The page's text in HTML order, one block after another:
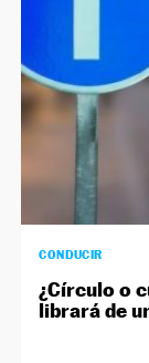
CONDUCIR
¿Círculo o
librará de